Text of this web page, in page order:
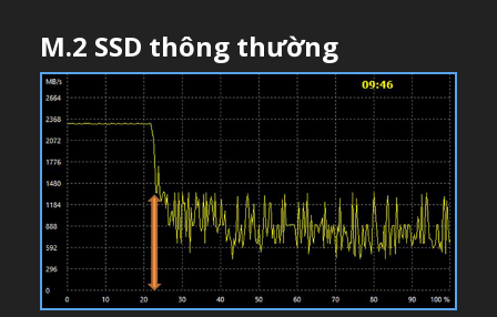
M.2 SSD thông thường